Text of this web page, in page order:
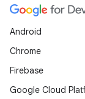
Android
Chrome
Firebase
Google Cloud